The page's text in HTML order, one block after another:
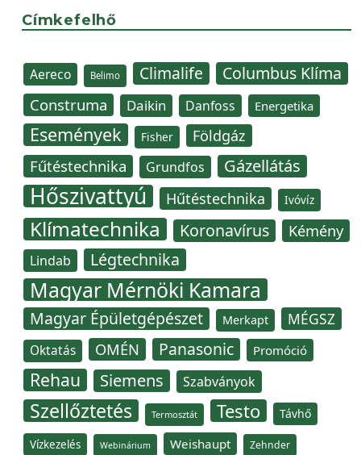
Címkefelhő
Aereco Belimo Climalife Columbus Klíma
Construma Daikin Danfoss Energetika
Események Fisher Földgáz
Fűtéstechnika Grundfos Gázellátás
Hőszivattyú Hűtéstechnika Ivóvíz
Klímatechnika Koronavírus Kémény
Lindab Légtechnika
Magyar Mérnöki Kamara
Magyar Épületgépészet Merkapt MÉGSZ
Oktatás OMÉN Panasonic Promóció
Rehau Siemens Szabványok
Szellőztetés Termosztát Testo Távhő
Vízkezelés Webinárium Weishaupt Zehnder